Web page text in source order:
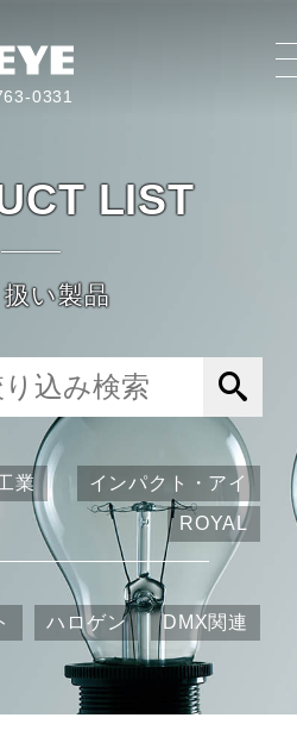
0331
LIST
い製品
業
インパクト・アイ
ROYAL
ハロゲン
DMX関連